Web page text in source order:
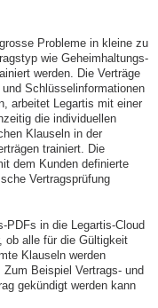
Probleme in kleine zu
wie Geheimhaltungs-
werden. Die Verträge
Schlüsselinformationen
arbeitet Legartis mit einer
die individuellen
Klauseln in der
trainiert. Die
dem Kunden definierte
Vertragsprüfung
PDFs in die Legartis-Cloud
ob alle für die Gültigkeit
Klauseln werden
Beispiel Vertrags- und
gekündigt werden kann